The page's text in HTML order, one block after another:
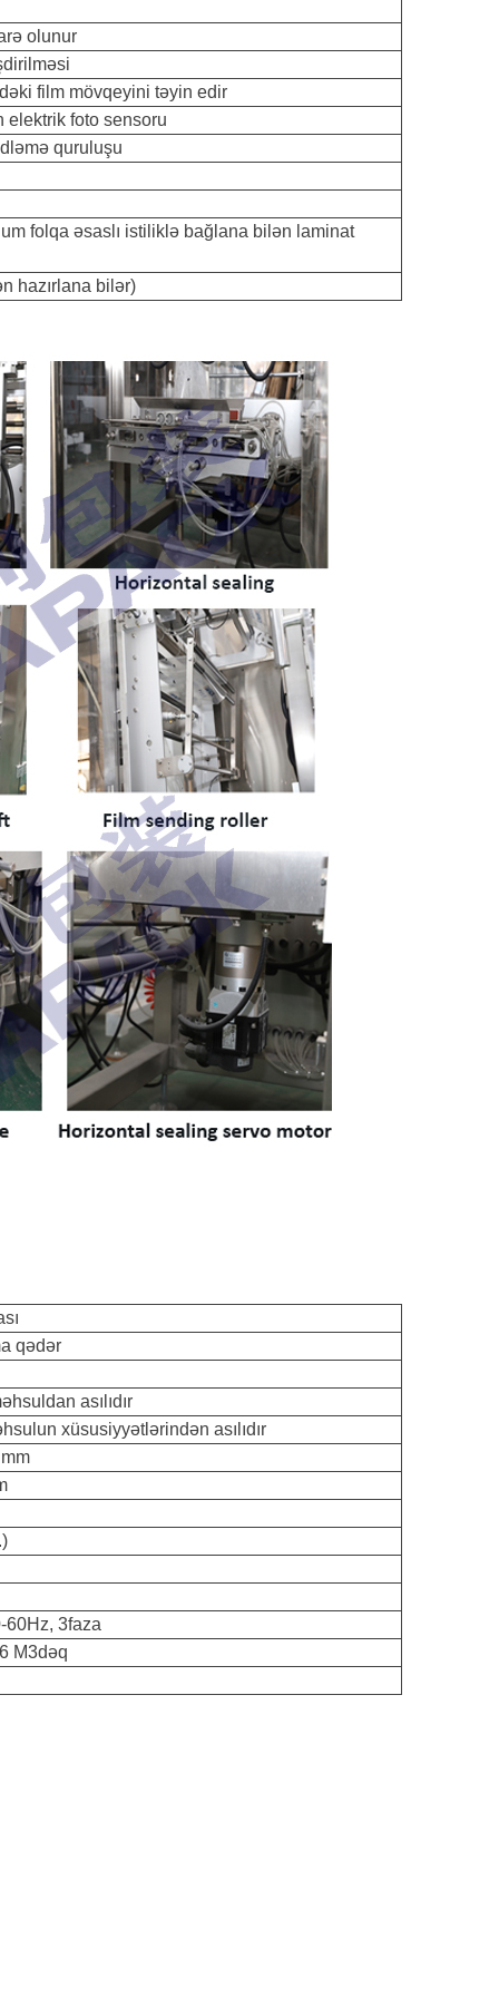
olunur
film mövqeyini təyin edir
elektrik foto sensoru
quruluşu
folqa əsaslı istiliklə bağlana bilən laminat
hazırlana bilər)
qədər
asılıdır
xüsusiyyətlərindən asılıdır
60Hz, 3faza
M3dəq